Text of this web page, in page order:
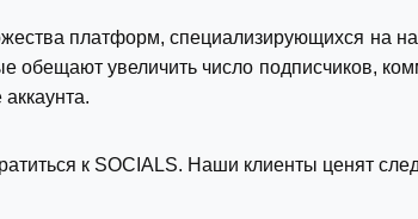
платформ, специализирующихся на
увеличить число подписчиков,
к SOCIALS. Наши клиенты ценят